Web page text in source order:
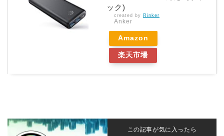
ック)
created by Rinker
Anker
Amazon
楽天市場
この記事が気に入ったら